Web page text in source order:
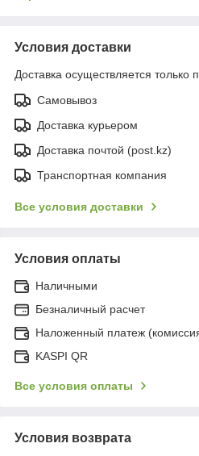
Условия доставки
Доставка осуществляется только
Самовывоз
Доставка курьером
Доставка почтой (post.kz)
Транспортная компания
Все условия доставки
Условия оплаты
Наличными
Безналичный расчет
Наложенный платеж
KASPI QR
Все условия оплаты
Условия возврата